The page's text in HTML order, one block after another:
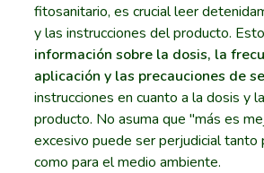
fitosanitario, es crucial leer
y las instrucciones del producto.
información sobre la dosis, la
aplicación y las precauciones de
instrucciones en cuanto a la dosis y
producto. No asuma que "más es
excesivo puede ser perjudicial tanto
como para el medio ambiente.